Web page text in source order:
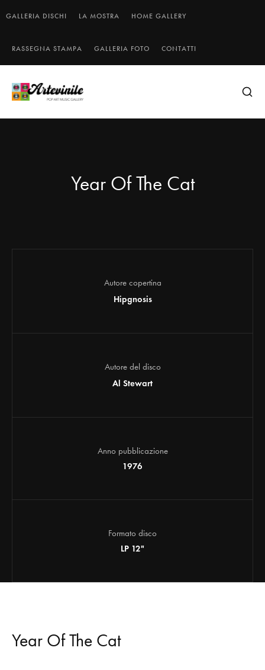
GALLERIA DISCHI LA MOSTRA HOME GALLERY
RASSEGNA STAMPA GALLERIA FOTO CONTATTI
Year Of The Cat
Autore copertina
Hipgnosis
Autore del disco
Al Stewart
Anno pubblicazione
1976
Formato disco
LP 12"
Year Of The Cat